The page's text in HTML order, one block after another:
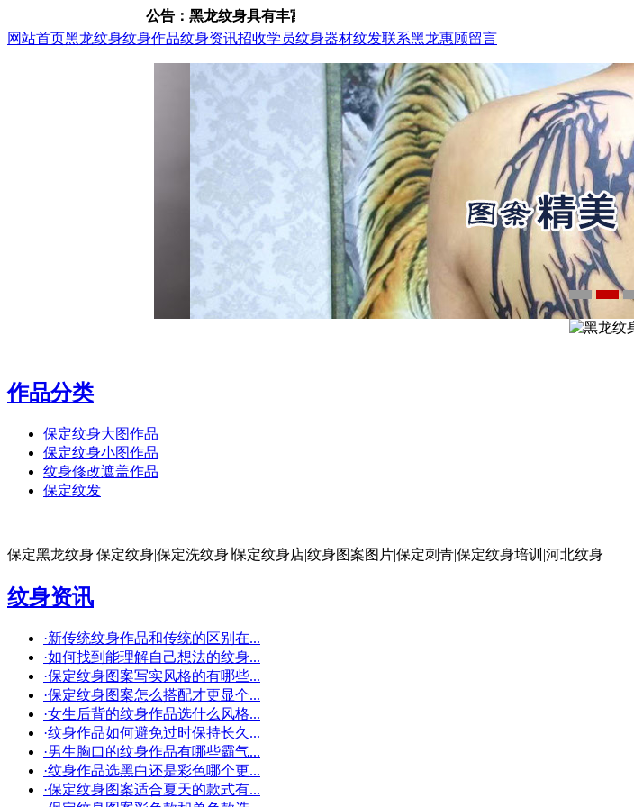
公告：黑龙纹身具有丰富的纹身、纹发经验，咨询电话：15933793218
网站首页黑龙纹身纹身作品纹身资讯招收学员纹身器材纹发联系黑龙惠顾留言
作品分类
保定纹身大图作品
保定纹身小图作品
纹身修改遮盖作品
保定纹发
保定黑龙纹身|保定纹身|保定洗纹身∣保定纹身店|纹身图案图片|保定刺青|保定纹身培训|河北纹身
纹身资讯
·新传统纹身作品和传统的区别在...
·如何找到能理解自己想法的纹身...
·保定纹身图案写实风格的有哪些...
·保定纹身图案怎么搭配才更显个...
·女生后背的纹身作品选什么风格...
·纹身作品如何避免过时保持长久...
·男生胸口的纹身作品有哪些霸气...
·纹身作品选黑白还是彩色哪个更...
·保定纹身图案适合夏天的款式有...